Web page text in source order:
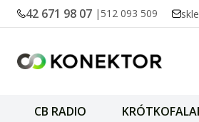
42 671 98 07 | 512 093 509
CB RADIO